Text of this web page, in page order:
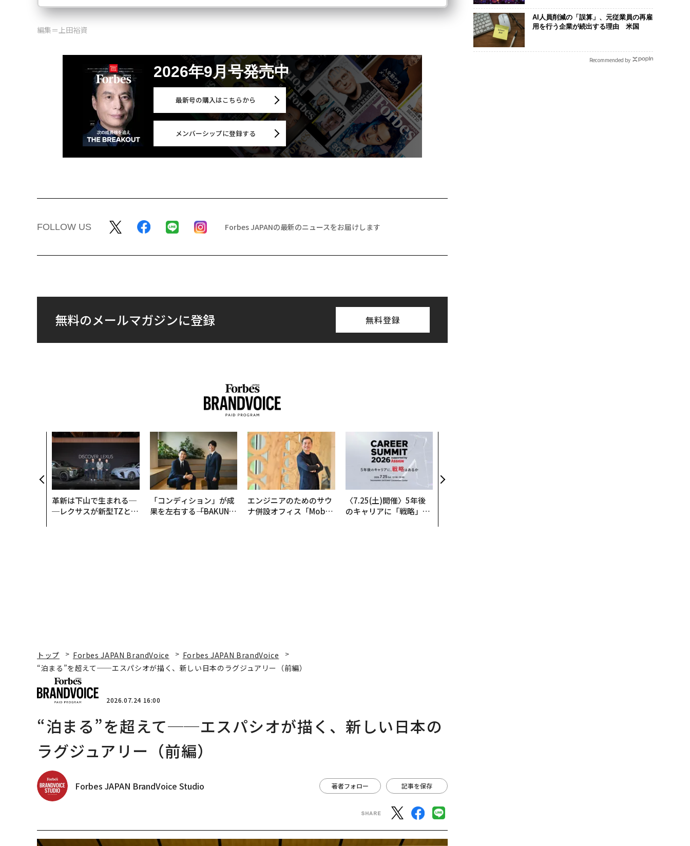
編集＝上田裕資
2026年9月号発売中
最新号の購入はこちらから
メンバーシップに登録する
FOLLOW US Forbes JAPANの最新のニュースをお届けします
無料のメールマガジンに登録 無料登録
革新は下山で生まれる─
─レクサスが新型TZとE
「コンディション」が成
果を左右する――「BAKUN
エンジニアのためのサウ
ナ併設オフィス「Mobiu
〈7.25(土)開催〉5年後
のキャリアに「戦略」は
×PwC】
AI人員削減の「誤算」、元従業員の再雇
用を行う企業が続出する理由 米国
Recommended by
トップ Forbes JAPAN BrandVoice
Forbes JAPAN BrandVoice
“泊まる”を超えて──エスパシオが描く、新しい日本のラグジュアリー（前編）
2026.07.24 16:00
“泊まる”を超えて──エスパシオが描く、新しい日本の
ラグジュアリー（前編）
Forbes JAPAN BrandVoice Studio 著者フォロー 記事を保存